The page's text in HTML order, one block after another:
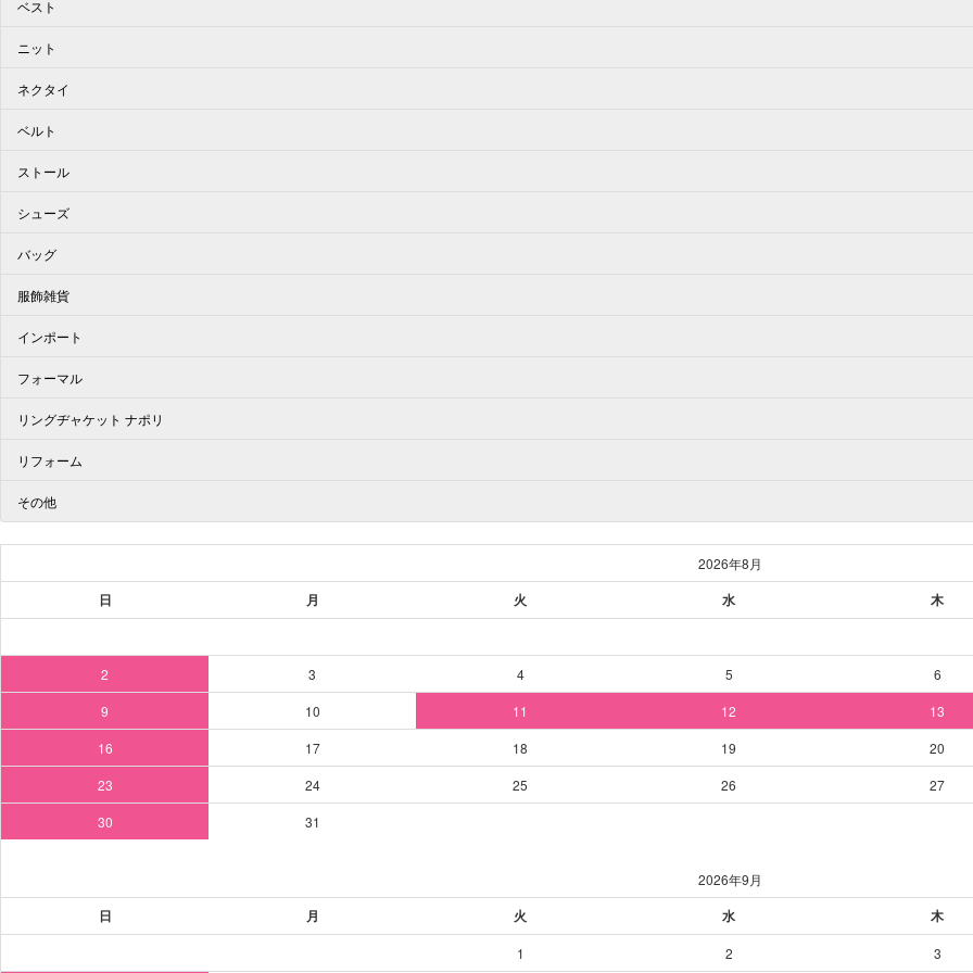
ベスト
ニット
ネクタイ
ベルト
ストール
シューズ
バッグ
服飾雑貨
インポート
フォーマル
リングヂャケット ナポリ
リフォーム
その他
2026年8月
日 月 火 水 木
2 3 4 5
6
9
10 11 12
13
16
17 18 19
20
23
24 25 26
27
30
31
2026年9月
日 月 火 水 木
1 2 3